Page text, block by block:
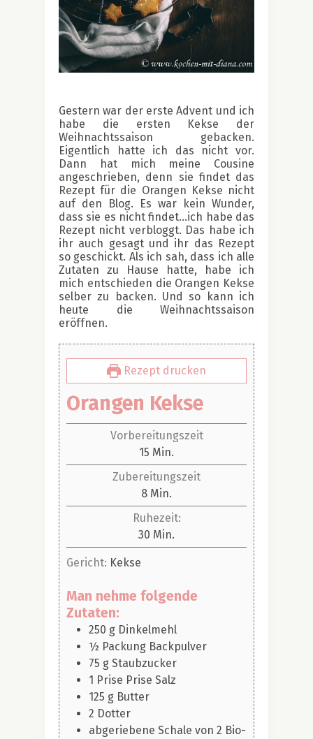
Gestern war der erste Advent und ich
habe die ersten Kekse der
Weihnachtssaison gebacken.
Eigentlich hatte ich das nicht vor.
Dann hat mich meine Cousine
angeschrieben, denn sie findet das
Rezept für die Orangen Kekse nicht
auf den Blog. Es war kein Wunder,
dass sie es nicht findet…ich habe das
Rezept nicht verbloggt. Das habe ich
ihr auch gesagt und ihr das Rezept
so geschickt. Als ich sah, dass ich alle
Zutaten zu Hause hatte, habe ich
mich entschieden die Orangen Kekse
selber zu backen. Und so kann ich
heute die Weihnachtssaison
eröffnen.
Rezept drucken
Orangen Kekse
Vorbereitungszeit
15 Minuten
Min.
Zubereitungszeit
8Minuten
Min.
Ruhezeit:
30 Minuten
Min.
Gericht: Kekse
Man nehme folgende
Zutaten:
250 g Dinkelmehl
½ Packung Backpulver
75 g Staubzucker
1 Prise Prise Salz
125 g Butter
2 Dotter
abgeriebene Schale von 2 Bio-